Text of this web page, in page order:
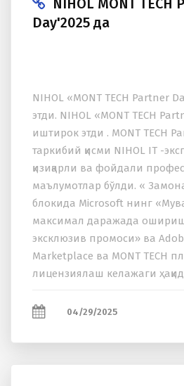
NIHOL MONT TECH
Day'2025 да
NIHOL «MONT TECH Partner
этди. NIHOL «MONT TECH
иштирок этди . MONT TECH
таркибий қисми NIHOL IT -
қизиқарли ва фойдали
маълумотлар бўлди. «
блокида Microsoft нинг
максимал даражада
эксклюзив промоси» ва
Marketplace ва MONT TECH
лицензиялаш келажаги
намойиш этилди...
04/29/2025